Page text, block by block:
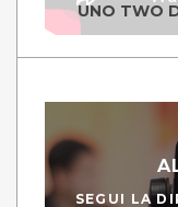
SEGUI LA